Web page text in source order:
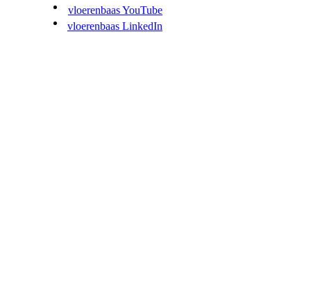
vloerenbaas YouTube
vloerenbaas LinkedIn